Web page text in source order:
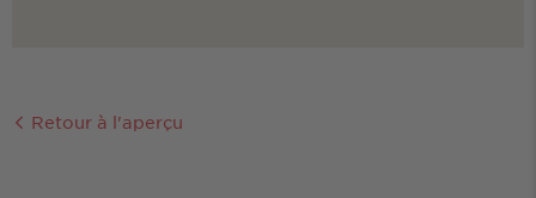
Retour à l'aperçu